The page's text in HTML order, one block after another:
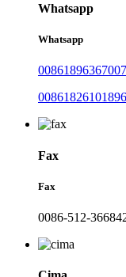
Whatsapp
Whatsapp
Fax
Fax
0086-512-